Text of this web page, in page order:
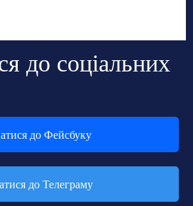
до соціальних
до Фейсбуку
до Телеграму